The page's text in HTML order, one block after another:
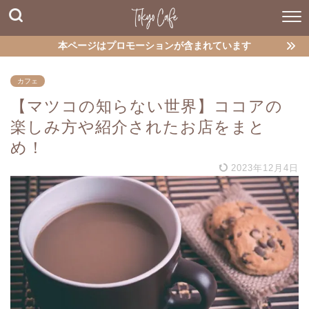
本ページはプロモーションが含まれています
カフェ
【マツコの知らない世界】ココアの
楽しみ方や紹介されたお店をまと
め！
2023年12月4日